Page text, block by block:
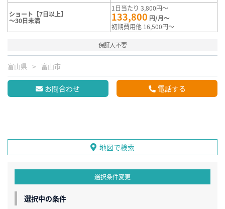
ショート【7日以上】
～30日未満
1日当たり 3,800円～
133,800 円/月～
初期費用他 16,500円～
保証人不要
富山県 富山市
お問合わせ 電話する
地図で検索
選択条件変更
選択中の条件